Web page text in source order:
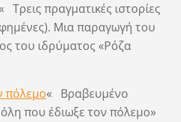
Τρεις πραγματικές ιστορίες
Μια παραγωγή του
του ιδρύματος «Ρόζα
πόλεμο« Βραβευμένο
που έδιωξε τον πόλεμο»